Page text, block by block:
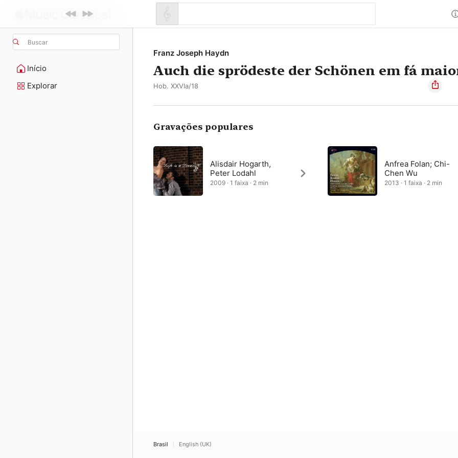
Buscar
Início
Explorar
Franz Joseph Haydn
Auch die sprödeste der Schönen em fá
Hob. XXVIa/18
Gravações populares
Alisdair Hogarth,
Peter Lodahl
2009 · 1 faixa · 2 min
Anfrea Folan; Chi-
Chen Wu
2013 · 1 faixa · 2 min
Brasil English (UK)